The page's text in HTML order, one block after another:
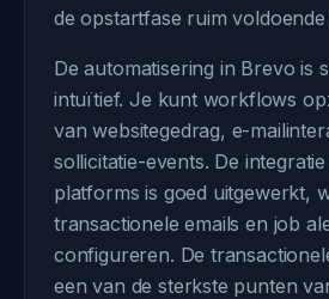
de opstartfase ruim voldoende
De automatisering in Brevo is
intuïtief. Je kunt workflows
van websitegedrag, e-
sollicitatie-events. De
platforms is goed uitgewerkt,
transactionele emails en job
configureren. De
een van de sterkste punten